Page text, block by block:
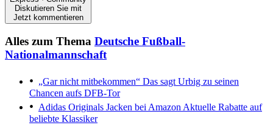
Diskutieren Sie mit
Jetzt kommentieren
Alles zum Thema Deutsche Fußball-
Nationalmannschaft
„Gar nicht mitbekommen“ Das sagt Urbig zu seinen
Chancen aufs DFB-Tor
Adidas Originals Jacken bei Amazon Aktuelle Rabatte auf
beliebte Klassiker